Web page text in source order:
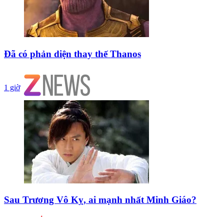
Đã có phản diện thay thế Thanos
1 giờ
Sau Trương Vô Kỵ, ai mạnh nhất Minh Giáo?